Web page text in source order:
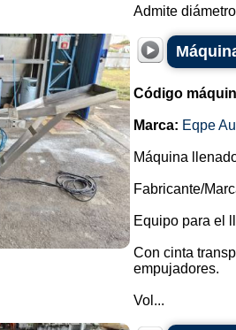
Admite
Código
Marca: Eqpe
Máquina
Fabricante/
Equipo para el
Con cinta
empujadores.
Vol...